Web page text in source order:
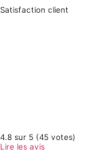
Satisfaction client
4.8 sur 5 (45 votes)
Lire les avis